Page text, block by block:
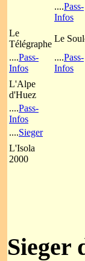
....Pass-
Infos
Le
Télégraphe
Le
....Pass-
Infos
....Pass-
Infos
L'Alpe
d'Huez
....Pass-
Infos
....Sieger
L'Isola
2000
Sieger